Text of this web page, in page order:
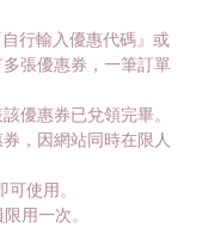
行輸入優惠代碼』或
張優惠券，一筆訂單
優惠券已兌領完畢。
，因網站同時在限人
使用。
用一次。